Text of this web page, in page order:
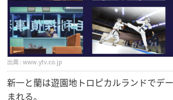
www.ytv.co.jp
新一と蘭は遊園地トロピカルランドでデ
まれる。